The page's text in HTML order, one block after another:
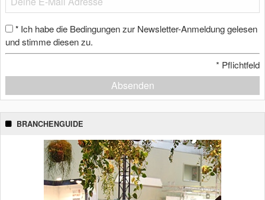
* Ich habe die Bedingungen zur Newsletter-Anmeldung gelesen
und stimme diesen zu.
* Pflichtfeld
Absenden
BRANCHENGUIDE